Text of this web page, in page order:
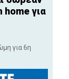
home για
για 6η